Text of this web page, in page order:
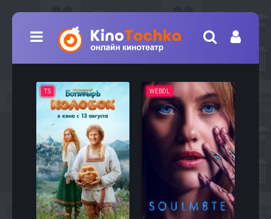
TS WEBDL